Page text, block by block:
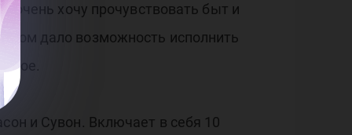
очень хочу прочувствовать быт и
дало возможность исполнить
и Сувон. Включает в себя 10